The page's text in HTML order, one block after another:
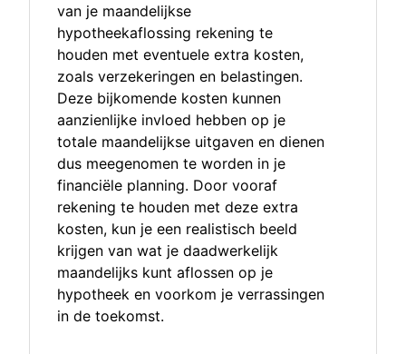
van je maandelijkse
hypotheekaflossing rekening te
houden met eventuele extra kosten,
zoals verzekeringen en belastingen.
Deze bijkomende kosten kunnen
aanzienlijke invloed hebben op je
totale maandelijkse uitgaven en dienen
dus meegenomen te worden in je
financiële planning. Door vooraf
rekening te houden met deze extra
kosten, kun je een realistisch beeld
krijgen van wat je daadwerkelijk
maandelijks kunt aflossen op je
hypotheek en voorkom je verrassingen
in de toekomst.